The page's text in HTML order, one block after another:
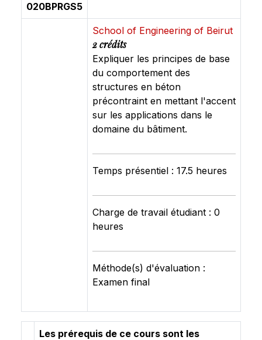
020BPRGS5
School of Engineering of Beirut
2 crédits
Expliquer les principes de base
du comportement des
structures en béton
précontraint en mettant l'accent
sur les applications dans le
domaine du bâtiment.
Temps présentiel : 17.5 heures
Charge de travail étudiant : 0
heures
Méthode(s) d'évaluation :
Examen final
Les prérequis de ce cours sont les